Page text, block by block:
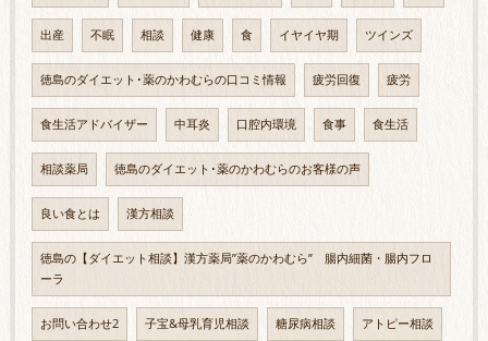
出産 不眠 相談 健康 食 イヤイヤ期 ツインズ
徳島のダイエット･薬のかわむらの口コミ情報 疲労回復 疲労
食生活アドバイザー 中耳炎 口腔内環境 食事 食生活
相談薬局 徳島のダイエット･薬のかわむらのお客様の声
良い食とは 漢方相談
徳島の【ダイエット相談】漢方薬局”薬のかわむら” 腸内細菌・腸内フロ
ーラ
お問い合わせ2 子宝&母乳育児相談 糖尿病相談 アトピー相談